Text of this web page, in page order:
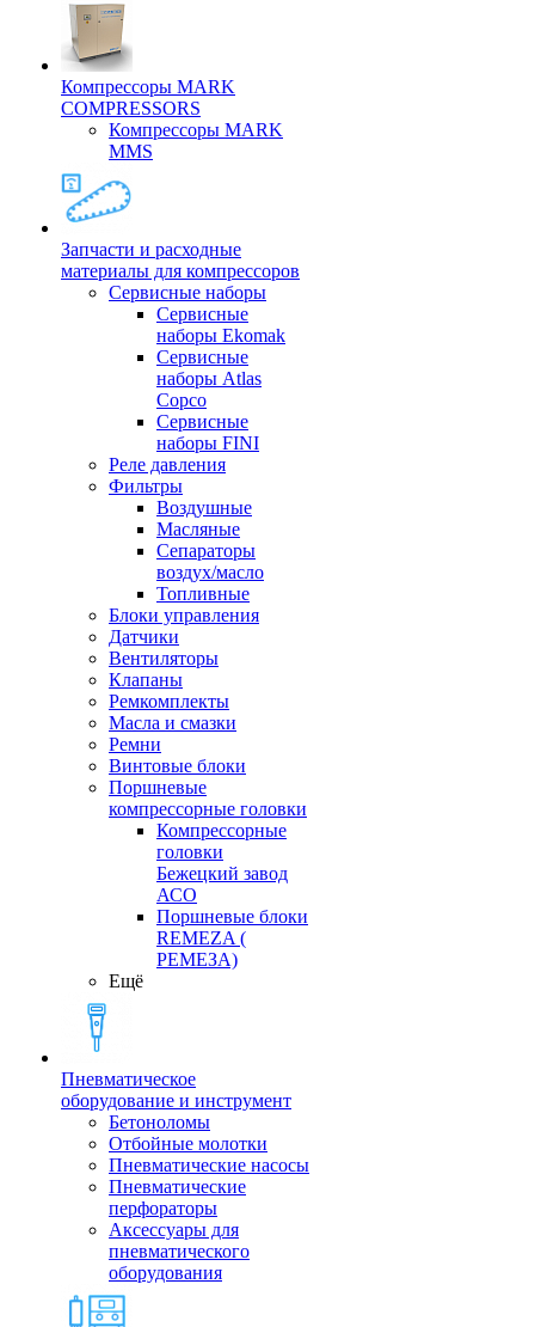
Компрессоры MARK
COMPRESSORS
Компрессоры MARK
MMS
Запчасти и расходные
материалы для компрессоров
Cервисные наборы
Сервисные
наборы Ekomak
Cервисные
наборы Atlas
Copco
Сервисные
наборы FINI
Реле давления
Фильтры
Воздушные
Масляные
Сепараторы
воздух/масло
Топливные
Блоки управления
Датчики
Вентиляторы
Клапаны
Ремкомплекты
Масла и смазки
Ремни
Винтовые блоки
Поршневые
компрессорные головки
Компрессорные
головки
Бежецкий завод
АСО
Поршневые блоки
REMEZA (
РЕМЕЗА)
Ещё
Пневматическое
оборудование и инструмент
Бетоноломы
Отбойные молотки
Пневматические насосы
Пневматические
перфораторы
Аксессуары для
пневматического
оборудования